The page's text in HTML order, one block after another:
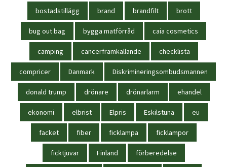
bostadstillägg brand brandfilt brott
bug out bag bygga matförråd caia cosmetics
camping cancerframkallande checklista
compricer Danmark Diskrimineringsombudsmannen
donald trump drönare drönarlarm ehandel
ekonomi elbrist Elpris Eskilstuna eu
facket fiber ficklampa ficklampor
ficktjuvar Finland förberedelse